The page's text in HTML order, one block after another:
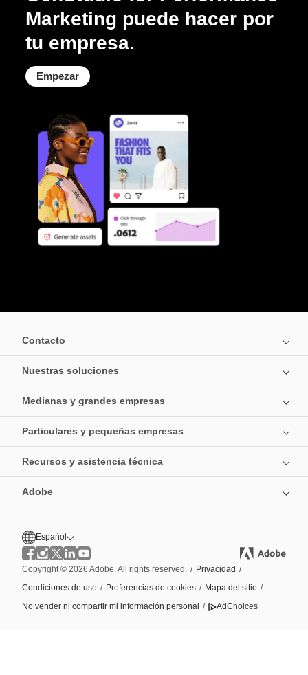
Marketing puede hacer por
tu empresa.
Empezar
Contacto
Nuestras soluciones
Medianas y grandes empresas
Particulares y pequeñas empresas
Recursos y asistencia técnica
Adobe
Español
Copyright © 2026 Adobe. All rights reserved. / Privacidad /
Condiciones de uso / Preferencias de cookies / Mapa del sitio /
No vender ni compartir mi información personal / AdChoices